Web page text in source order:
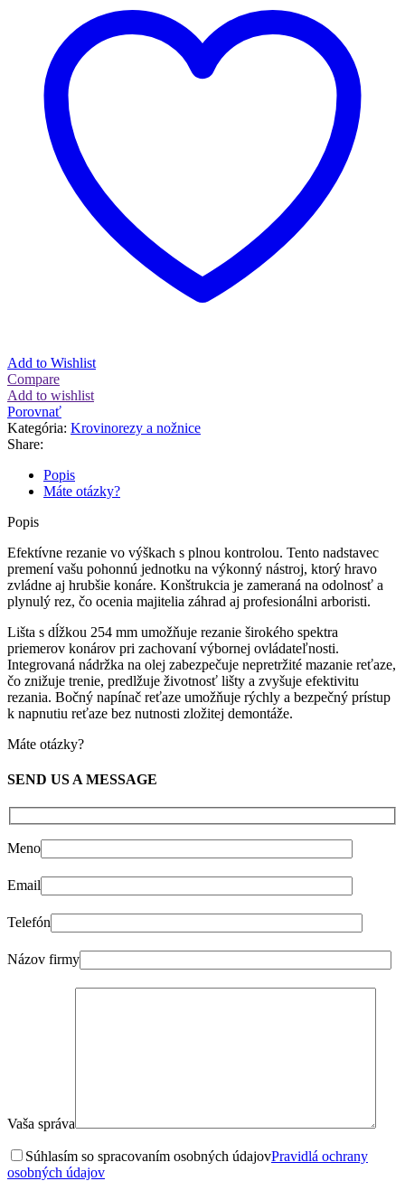
Add to Wishlist
Compare
Add to wishlist
Porovnať
Kategória: Krovinorezy a nožnice
Share:
Popis
Máte otázky?
Popis
Efektívne rezanie vo výškach s plnou kontrolou. Tento nadstavec
premení vašu pohonnú jednotku na výkonný nástroj, ktorý hravo
zvládne aj hrubšie konáre. Konštrukcia je zameraná na odolnosť a
plynulý rez, čo ocenia majitelia záhrad aj profesionálni arboristi.
Lišta s dĺžkou 254 mm umožňuje rezanie širokého spektra
priemerov konárov pri zachovaní výbornej ovládateľnosti.
Integrovaná nádržka na olej zabezpečuje nepretržité mazanie reťaze,
čo znižuje trenie, predlžuje životnosť lišty a zvyšuje efektivitu
rezania. Bočný napínač reťaze umožňuje rýchly a bezpečný prístup
k napnutiu reťaze bez nutnosti zložitej demontáže.
Máte otázky?
SEND US A MESSAGE
Meno
Email
Telefón
Názov firmy
Vaša správa
Súhlasím so spracovaním osobných údajovPravidlá ochrany
osobných údajov